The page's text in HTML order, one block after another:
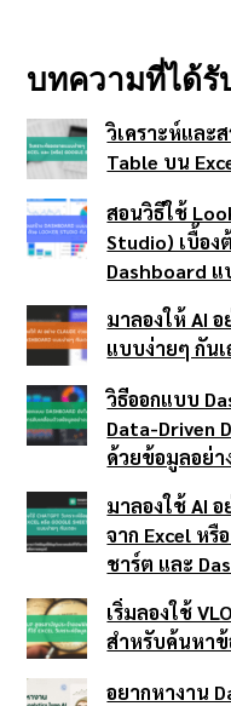
บทความที่ได้
วิเคราะห์และ
Table บน
สอนวิธีใช้
Studio) เบื้อง
Dashboard แ
มาลองให้ AI
แบบง่ายๆ กันเ
วิธีออกแบบ
Data-Driven
ด้วยข้อมูลอย่า
มาลองใช้ AI
จาก Excel หรื
ชาร์ต และ
เริ่มลองใช้
สำหรับค้นหา
อยากหางาน